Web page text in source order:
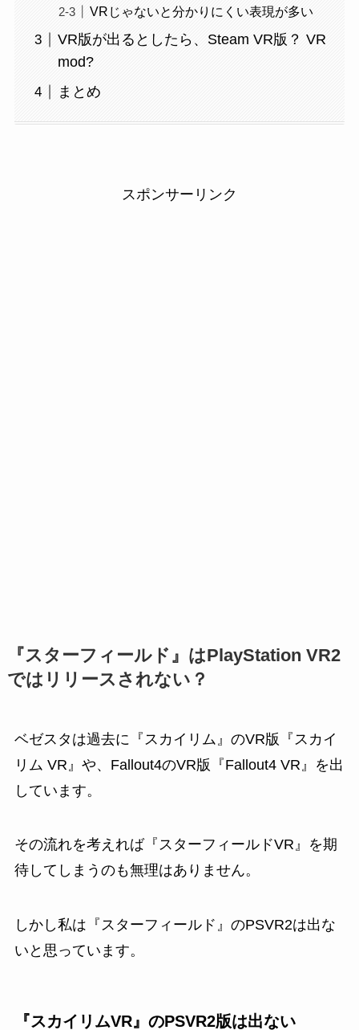
VRじゃないと分かりにくい表現が多い
VR版が出るとしたら、Steam VR版？ VR
mod?
まとめ
スポンサーリンク
『スターフィールド』はPlayStation VR2
ではリリースされない？
ベゼスタは過去に『スカイリム』のVR版『スカイ
リム VR』や、Fallout4のVR版『Fallout4 VR』を出
しています。
その流れを考えれば『スターフィールドVR』を期
待してしまうのも無理はありません。
しかし私は『スターフィールド』のPSVR2は出な
いと思っています。
『スカイリムVR』のPSVR2版は出ない